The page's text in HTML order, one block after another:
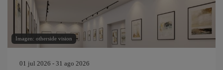
Imagen: otherside vision
01 jul 2026 - 31 ago 2026